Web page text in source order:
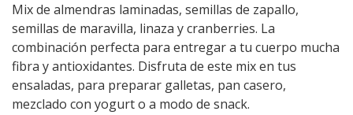
Mix de almendras laminadas, semillas de zapallo,
semillas de maravilla, linaza y cranberries. La
combinación perfecta para entregar a tu cuerpo mucha
fibra y antioxidantes. Disfruta de este mix en tus
ensaladas, para preparar galletas, pan casero,
mezclado con yogurt o a modo de snack.